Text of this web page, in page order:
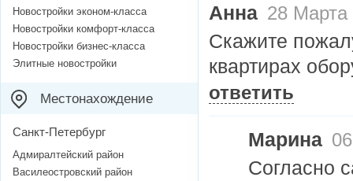
Анна 28 Марта
Скажите
квартирах
ответить
Марина
Согласно
Новостройки эконом-класса
Новостройки комфорт-класса
Новостройки бизнес-класса
Элитные новостройки
Местонахождение
Санкт-Петербург
Адмиралтейский район
Василеостровский район